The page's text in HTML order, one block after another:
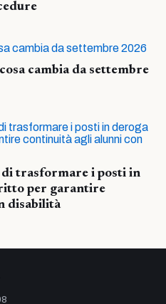
cambia da settembre
di trasformare i posti in
per garantire
disabilità